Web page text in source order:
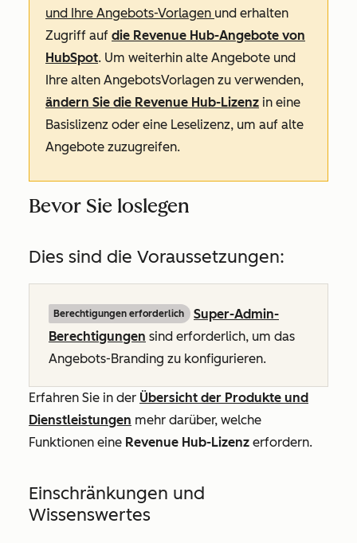
und Ihre Angebots-Vorlagen und erhalten
Zugriff auf die Revenue Hub-Angebote von
HubSpot. Um weiterhin alte Angebote und
Ihre alten AngebotsVorlagen zu verwenden,
ändern Sie die Revenue Hub-Lizenz in eine
Basislizenz oder eine Leselizenz, um auf alte
Angebote zuzugreifen.
Bevor Sie loslegen
Dies sind die Voraussetzungen:
Berechtigungen erforderlich
Super-Admin-
Berechtigungen sind erforderlich, um das
Angebots-Branding zu konfigurieren.
Erfahren Sie in der Übersicht der Produkte und
Dienstleistungen mehr darüber, welche
Funktionen eine Revenue Hub-Lizenz erfordern.
Einschränkungen und
Wissenswertes